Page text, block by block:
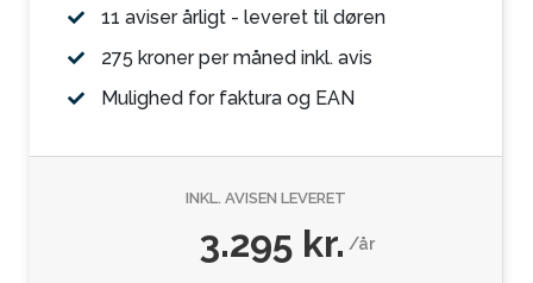
11 aviser årligt - leveret til døren
275 kroner per måned inkl. avis
Mulighed for faktura og EAN
INKL. AVISEN LEVERET
3.295 kr./år